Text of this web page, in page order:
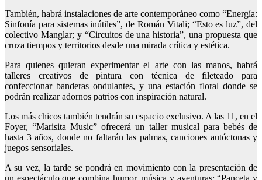
También, habrá instalaciones de arte contemporáneo como “Energía:
Sinfonía para sistemas inútiles”, de Román Vitali; “Esto es luz”, del
colectivo Manglar; y “Circuitos de una historia”, una propuesta que
cruza tiempos y territorios desde una mirada crítica y estética.
Para quienes quieran experimentar el arte con las manos, habrá
talleres creativos de pintura con técnica de fileteado para
confeccionar banderas ondulantes, y una estación floral donde se
podrán realizar adornos patrios con inspiración natural.
Los más chicos también tendrán su espacio exclusivo. A las 11, en el
Foyer, “Marisita Music” ofrecerá un taller musical para bebés de
hasta 3 años, donde no faltarán las palmas, canciones autóctonas y
juegos sensoriales.
A su vez, la tarde se pondrá en movimiento con la presentación de
un espectáculo que combina humor, música y aventuras: “Panceta y